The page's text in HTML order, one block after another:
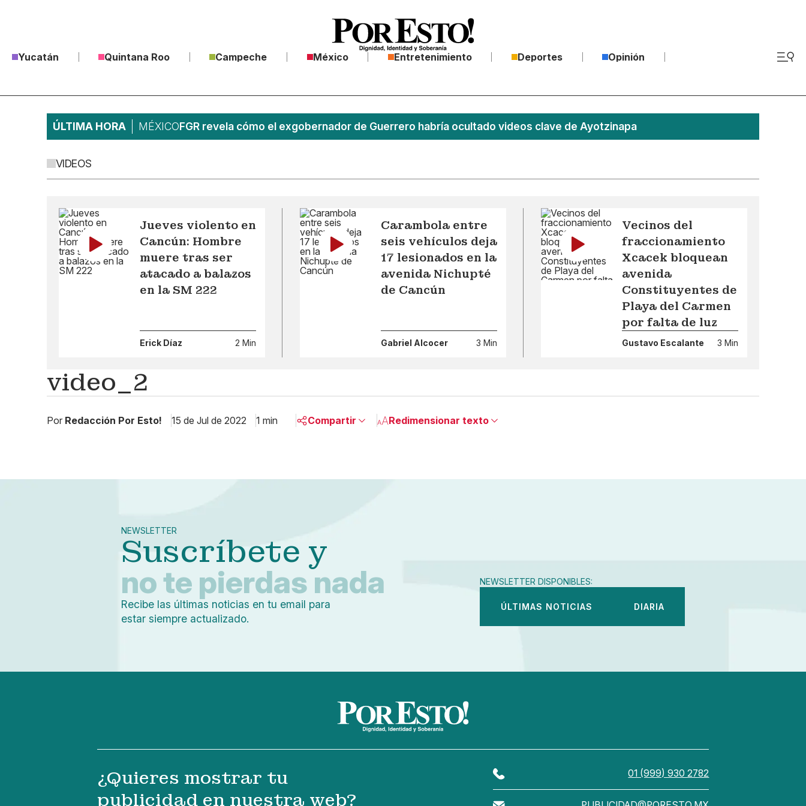
Yucatán Quintana Roo Campeche México Entretenimiento Deportes Opinión
ÚLTIMA HORA MÉXICOFGR revela cómo el exgobernador de Guerrero habría ocultado videos clave de Ayotzinapa
VIDEOS
Jueves violento en
Cancún: Hombre
muere tras ser
atacado a balazos
en la SM 222
Erick Díaz 2 Min
Carambola entre
seis vehículos deja
17 lesionados en la
avenida Nichupté
de Cancún
Gabriel Alcocer 3 Min
Vecinos del
fraccionamiento
Xcacek bloquean
avenida
Constituyentes de
Playa del Carmen
por falta de luz
Gustavo Escalante 3 Min
video_2
Por Redacción Por Esto! 15 de Jul de 2022 1 min Compartir Redimensionar texto
Grande
NEWSLETTER
Suscríbete y
no te pierdas nada
Recibe las últimas noticias en tu email para
estar siempre actualizado.
NEWSLETTER DISPONIBLES:
ÚLTIMAS NOTICIAS DIARIA
¿Quieres mostrar tu
publicidad en nuestra web?
01 (999) 930 2782